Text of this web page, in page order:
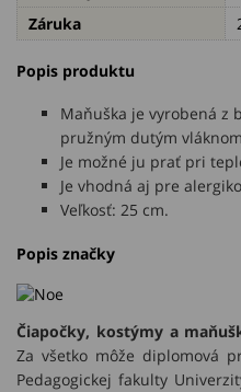
Záruka
Popis produktu
Maňuška je vyrobená z
pružným dutým
Je možné ju prať pri
Je vhodná aj pre
Veľkosť: 25 cm.
Popis značky
Čiapočky, kostýmy a
Za všetko môže diplomová
Pedagogickej fakulty